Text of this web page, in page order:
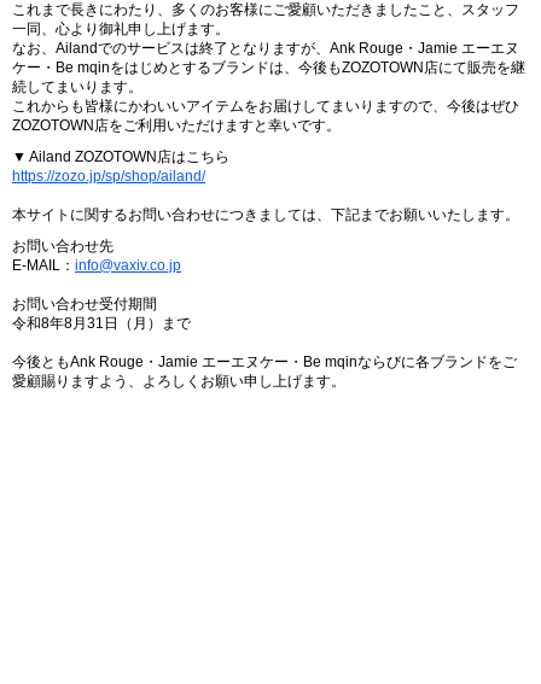
これまで長きにわたり、多くのお客様にご愛顧いただきましたこと、スタッフ
一同、心より御礼申し上げます。
なお、Ailandでのサービスは終了となりますが、Ank Rouge・Jamie エーエヌ
ケー・Be mqinをはじめとするブランドは、今後もZOZOTOWN店にて販売を継
続してまいります。
これからも皆様にかわいいアイテムをお届けしてまいりますので、今後はぜひ
ZOZOTOWN店をご利用いただけますと幸いです。
▼ Ailand ZOZOTOWN店はこちら
https://zozo.jp/sp/shop/ailand/
本サイトに関するお問い合わせにつきましては、下記までお願いいたします。
お問い合わせ先
E-MAIL： info@vaxiv.co.jp
お問い合わせ受付期間
令和8年8月31日（月）まで
今後ともAnk Rouge・Jamie エーエヌケー・Be mqinならびに各ブランドをご
愛顧賜りますよう、よろしくお願い申し上げます。